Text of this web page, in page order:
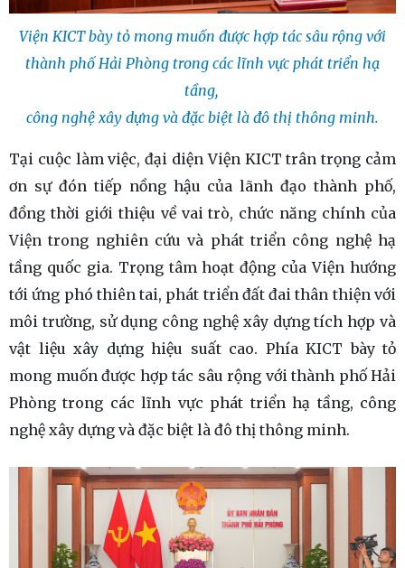
Viện KICT bày tỏ mong muốn được hợp tác sâu rộng với
thành phố Hải Phòng trong các lĩnh vực phát triển hạ
tầng,
công nghệ xây dựng và đặc biệt là đô thị thông minh.
Tại cuộc làm việc, đại diện Viện KICT trân trọng cảm
ơn sự đón tiếp nồng hậu của lãnh đạo thành phố,
đồng thời giới thiệu về vai trò, chức năng chính của
Viện trong nghiên cứu và phát triển công nghệ hạ
tầng quốc gia. Trọng tâm hoạt động của Viện hướng
tới ứng phó thiên tai, phát triển đất đai thân thiện với
môi trường, sử dụng công nghệ xây dựng tích hợp và
vật liệu xây dựng hiệu suất cao. Phía KICT bày tỏ
mong muốn được hợp tác sâu rộng với thành phố Hải
Phòng trong các lĩnh vực phát triển hạ tầng, công
nghệ xây dựng và đặc biệt là đô thị thông minh.